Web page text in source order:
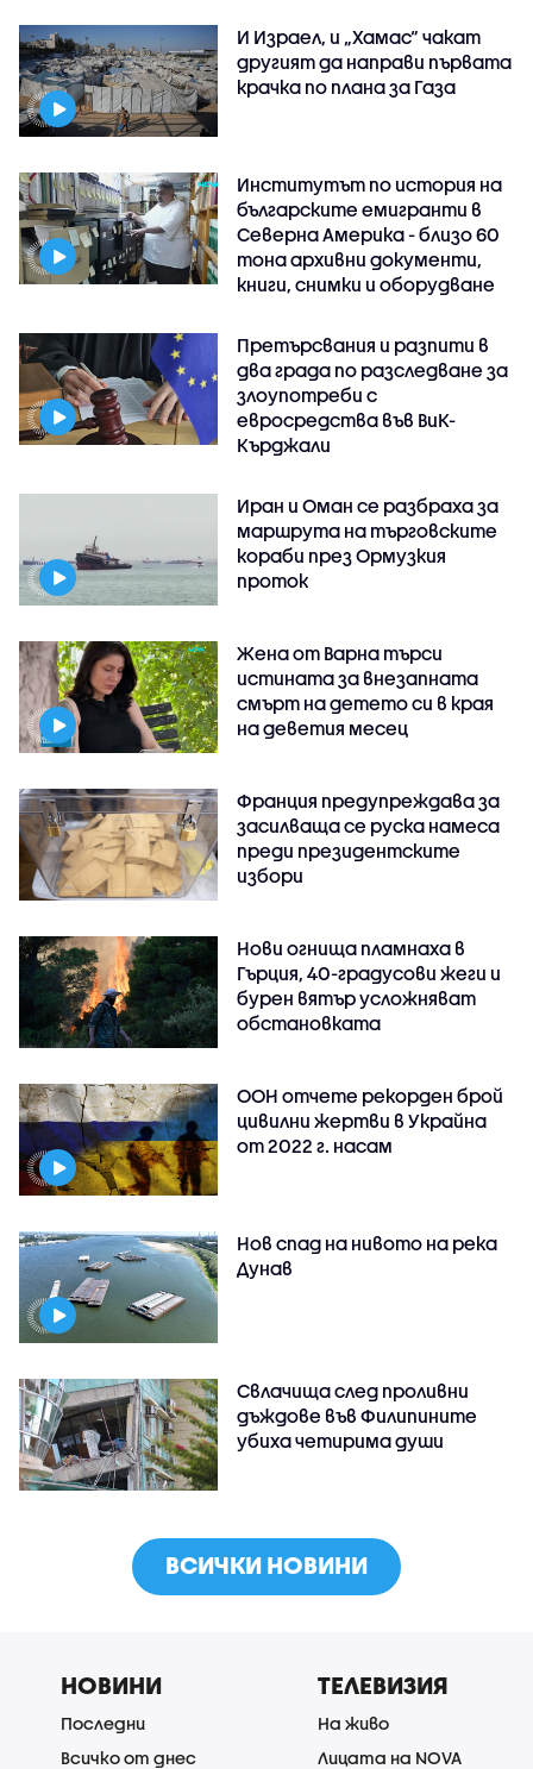
И Израел, и „Хамас“ чакат
другият да направи първата
крачка по плана за Газа
Институтът по история на
българските емигранти в
Северна Америка - близо 60
тона архивни документи,
книги, снимки и оборудване
Претърсвания и разпити в
два града по разследване за
злоупотреби с
евросредства във ВиК-
Кърджали
Иран и Оман се разбраха за
маршрута на търговските
кораби през Ормузкия
проток
Жена от Варна търси
истината за внезапната
смърт на детето си в края
на деветия месец
Франция предупреждава за
засилваща се руска намеса
преди президентските
избори
Нови огнища пламнаха в
Гърция, 40-градусови жеги и
бурен вятър усложняват
обстановката
ООН отчете рекорден брой
цивилни жертви в Украйна
от 2022 г. насам
Нов спад на нивото на река
Дунав
Свлачища след проливни
дъждове във Филипините
убиха четирима души
ВСИЧКИ НОВИНИ
НОВИНИ
Последни
Всичко от днес
ТЕЛЕВИЗИЯ
На живо
Лицата на NOVA